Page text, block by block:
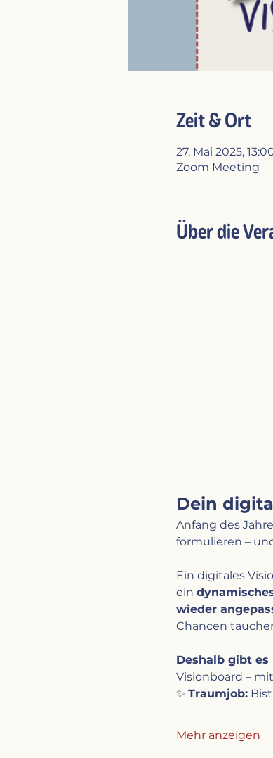
Zeit & Ort
27. Mai 2025,
Zoom Meeting
Über die
Dein
Anfang des
formulieren –
Ein digitales
ein
wieder
Chancen
Deshalb gibt es
Visionboard –
✨ Traumjob: Bist
Mehr anzeigen